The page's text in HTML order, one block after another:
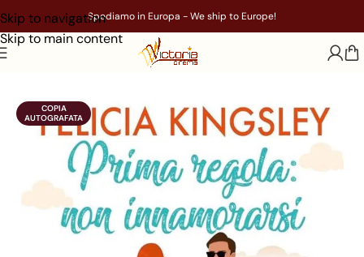
Skip to navigation
Skip to main content
Spediamo in Europa - We ship to Europe!
Narrativa
COPIA
AUTOGRAFATA